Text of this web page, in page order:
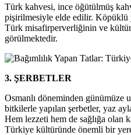
Türk kahvesi, ince öğütülmüş
pişirilmesiyle elde edilir. Köpüklü
Türk misafirperverliğinin ve
görülmektedir.
3. ŞERBETLER
Osmanlı döneminden günümüze
bitkilerle yapılan şerbetler, yaz
Hem lezzeti hem de sağlığa olan
Türkiye kültüründe önemli bir